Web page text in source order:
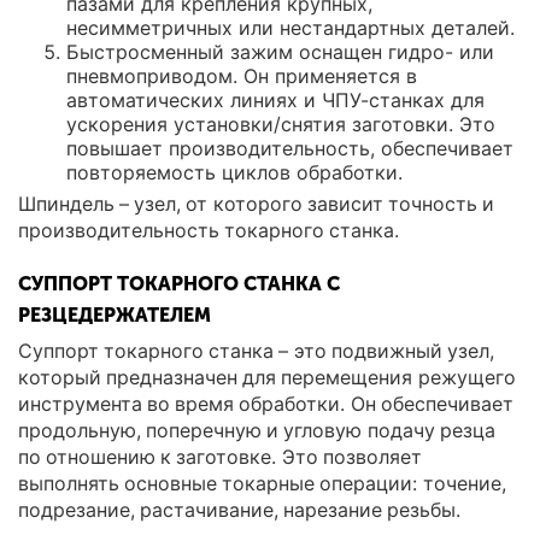
несимметричных или нестандартных деталей.
Быстросменный зажим оснащен гидро- или
пневмоприводом. Он применяется в
автоматических линиях и ЧПУ-станках для
ускорения установки/снятия заготовки. Это
повышает производительность, обеспечивает
повторяемость циклов обработки.
Шпиндель – узел, от которого зависит точность и
производительность токарного станка.
СУППОРТ ТОКАРНОГО СТАНКА С
РЕЗЦЕДЕРЖАТЕЛЕМ
Суппорт токарного станка – это подвижный узел,
который предназначен для перемещения режущего
инструмента во время обработки. Он обеспечивает
продольную, поперечную и угловую подачу резца
по отношению к заготовке. Это позволяет
выполнять основные токарные операции: точение,
подрезание, растачивание, нарезание резьбы.